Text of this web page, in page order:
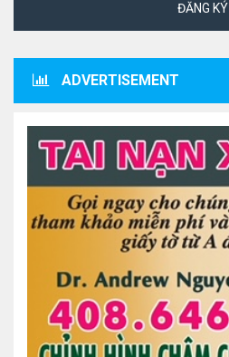
ĐĂNG KÝ
ADVERTISEMENT